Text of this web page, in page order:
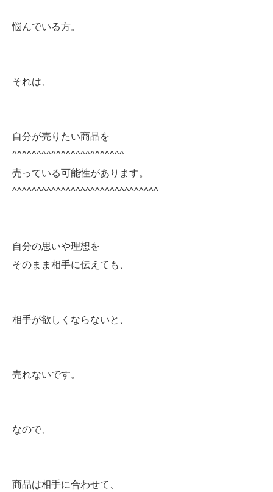
悩んでいる方。
それは、
自分が売りたい商品を
^^^^^^^^^^^^^^^^^^^^^^^
売っている可能性があります。
^^^^^^^^^^^^^^^^^^^^^^^^^^^^^^
自分の思いや理想を
そのまま相手に伝えても、
相手が欲しくならないと、
売れないです。
なので、
商品は相手に合わせて、